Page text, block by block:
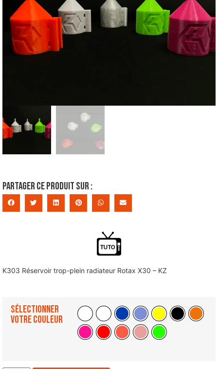
Partager ce produit sur :
K303 Réservoir trop-plein radiateur Rotax X30 – KZ
Sélectionner
votre couleur